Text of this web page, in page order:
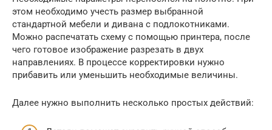
этом необходимо учесть размер выбранной
стандартной мебели и дивана с подлокотниками.
Можно распечатать схему с помощью принтера, после
чего готовое изображение разрезать в двух
направлениях. В процессе корректировки нужно
прибавить или уменьшить необходимые величины.
Далее нужно выполнить несколько простых действий: